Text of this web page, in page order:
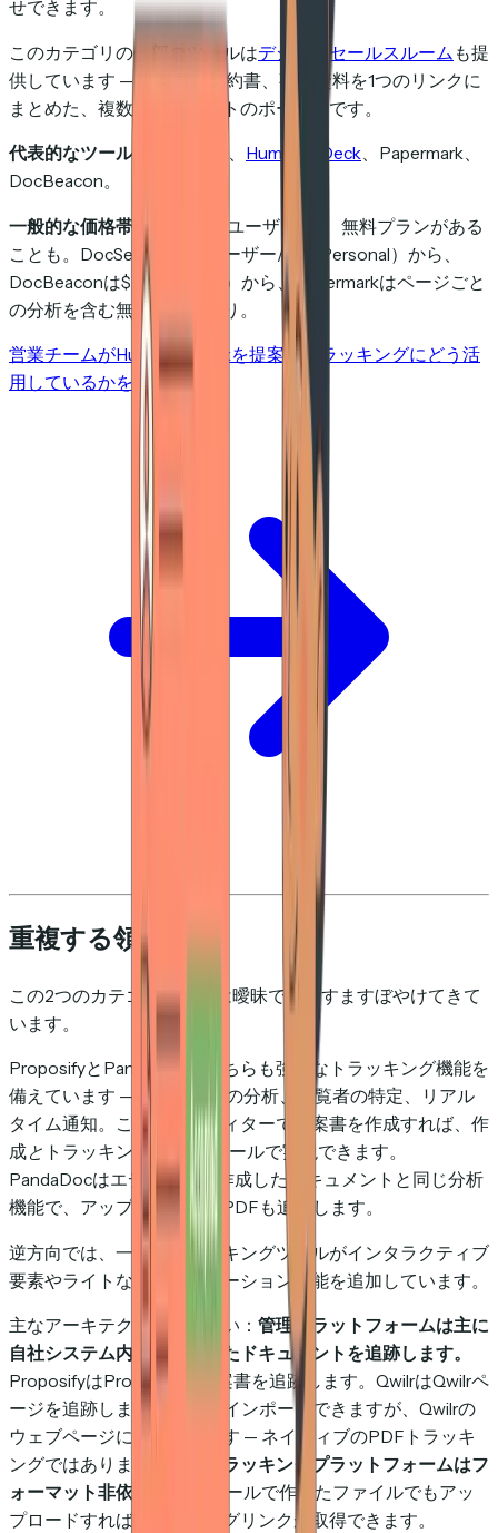
せできます。
このカテゴリの一部のツールはデジタルセールスルーム も提
供しています — 提案書、契約書、事例資料を1つのリンクに
まとめた、複数ドキュメントのポータルです。
代表的なツール： DocSend、 HummingDeck、Papermark、
DocBeacon。
一般的な価格帯：
$10〜25/ユーザー/月、無料プランがある
ことも。DocSendは$10/ユーザー/月（Personal）から、
DocBeaconは$20/月（Pro）から、Papermarkはページごと
の分析を含む無料プランあり。
営業チームがHummingDeckを提案書トラッキングにどう活
用しているかを見る
重複する領域
この2つのカテゴリの境界は曖昧で、ますますぼやけてきて
います。
ProposifyとPandaDocはどちらも強力なトラッキング機能を
備えています — ページごとの分析、閲覧者の特定、リアル
タイム通知。これらのエディターで提案書を作成すれば、作
成と トラッキングを1つのツールで実現できます。
PandaDocはエディターで作成したドキュメントと同じ分析
機能で、アップロードしたPDFも追跡します。
逆方向では、一部のトラッキングツールがインタラクティブ
要素やライトなプレゼンテーション機能を追加しています。
主なアーキテクチャ上の違い： 管理プラットフォームは主に
自社システム内で作成されたドキュメントを追跡します。
ProposifyはProposifyの提案書を追跡します。QwilrはQwilrペ
ージを追跡します（PDFをインポートできますが、Qwilrの
ウェブページに変換されます — ネイティブのPDFトラッキ
ングではありません）。
トラッキングプラットフォームはフ
ォーマット非依存
— どのツールで作ったファイルでもアッ
プロードすればトラッキングリンクが取得できます。